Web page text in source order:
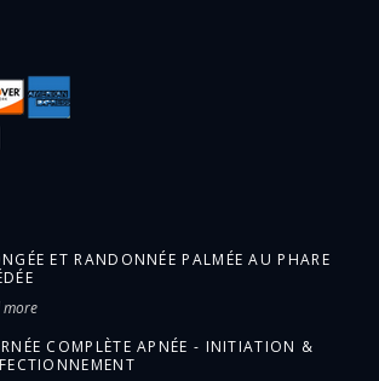
ET RANDONNÉE PALMÉE AU PHARE
COMPLÈTE APNÉE - INITIATION &